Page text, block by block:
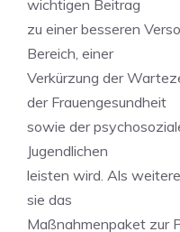
wichtigen Beitrag
zu einer besseren
Bereich, einer
Verkürzung der
der Frauengesundheit
sowie der
Jugendlichen
leisten wird. Als
sie das
Maßnahmenpaket zur